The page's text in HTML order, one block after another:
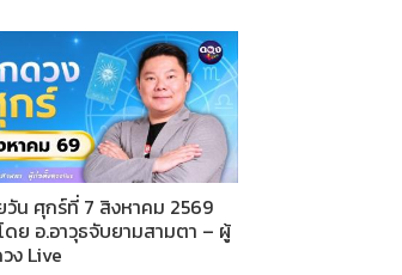
วัน ศุกร์ที่ 7 สิงหาคม 2569
ดย อ.อาวุธจับยามสามตา – ผู้
ง Live